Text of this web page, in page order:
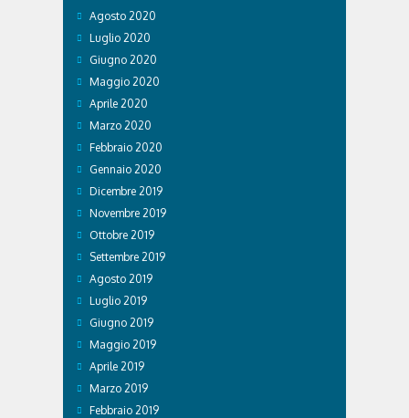
Agosto 2020
Luglio 2020
Giugno 2020
Maggio 2020
Aprile 2020
Marzo 2020
Febbraio 2020
Gennaio 2020
Dicembre 2019
Novembre 2019
Ottobre 2019
Settembre 2019
Agosto 2019
Luglio 2019
Giugno 2019
Maggio 2019
Aprile 2019
Marzo 2019
Febbraio 2019